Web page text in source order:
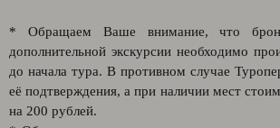
* Обращаем Ваше внимание, что
дополнительной экскурсии необходимо
до начала тура. В противном случае
её подтверждения, а при наличии мест
на 200 рублей.